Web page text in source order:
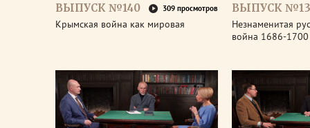
ВЫПУСК №140 309 просмотров
Крымская война как мировая
ВЫПУСК
Незнаменитая
война 1686-1700